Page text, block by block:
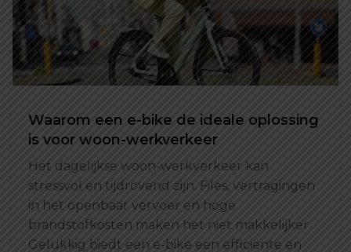
Waarom een e-bike de ideale oplossing
is voor woon-werkverkeer
Het dagelijkse woon-werkverkeer kan
stressvol en tijdrovend zijn. Files, vertragingen
in het openbaar vervoer en hoge
brandstofkosten maken het niet makkelijker.
Gelukkig biedt een e-bike een efficiënte en